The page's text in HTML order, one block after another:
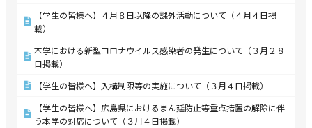
【学生の皆様へ】４月８日以降の課外活動について（４月４日掲
載）
本学における新型コロナウイルス感染者の発生について（３月２８
日掲載）
【学生の皆様へ】入構制限等の実施について（３月４日掲載）
【学生の皆様へ】広島県におけるまん延防止等重点措置の解除に伴
う本学の対応について（３月４日掲載）